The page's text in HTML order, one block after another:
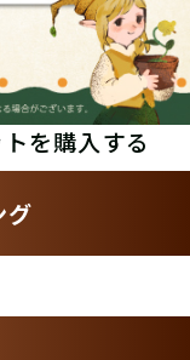
を購入する
グ